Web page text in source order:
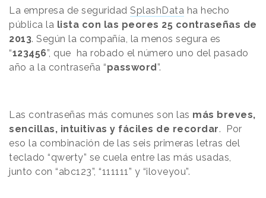
La empresa de seguridad SplashData ha hecho
pública la lista con las peores 25 contraseñas de
2013. Según la compañía, la menos segura es
“123456”, que ha robado el número uno del pasado
año a la contraseña “password”.
Las contraseñas más comunes son las más breves,
sencillas, intuitivas y fáciles de recordar. Por
eso la combinación de las seis primeras letras del
teclado “qwerty” se cuela entre las más usadas,
junto con “abc123”, “111111” y “iloveyou”.